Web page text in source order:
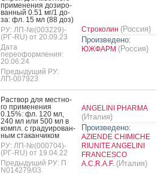
при­мене­ния до­зиро­
ван­ный 0.51 мг/1 до­
за: фл. 15 мл (88 доз)
РУ: ЛП-№(003229)-
(РГ-RU) от 20.09.23
Дата
переоформления:
20.06.24
Предыдущий РУ:
ЛП-007923
Строколин (Россия)
Произведено:
ЮЖФАРМ (Россия)
Рас­твор для мес­тно­
го при­мене­ния
0.15%: фл. 120 мл,
240 мл или 500 мл в
компл. с гра­ду­иро­ван­
ным ста­кан­чи­ком
РУ: ЛП-№(000704)-
(РГ-RU) от 19.04.22
Предыдущий РУ: П
N014279/03
ANGELINI PHARMA
(Италия)
Произведено:
AZIENDE CHIMICHE
RIUNITE ANGELINI
FRANCESCO
A.C.R.A.F. (Италия)